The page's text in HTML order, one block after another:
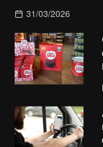
31/03/2026